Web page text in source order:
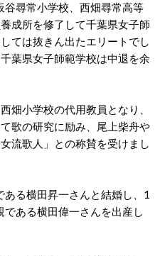
尋常小学校、西畑尋常高等
成所を修了して千葉県女子師
ては抜きん出たエリートでし
葉県女子師範学校は中退を余
畑小学校の代用教員となり、
歌の研究に励み、尾上柴舟や
流歌人」との称賛を受けまし
る横田昇一さんと結婚し、1
ある横田偉一さんを出産し